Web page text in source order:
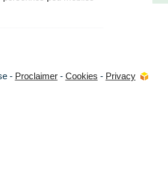
- Proclaimer- Cookies - Privacy